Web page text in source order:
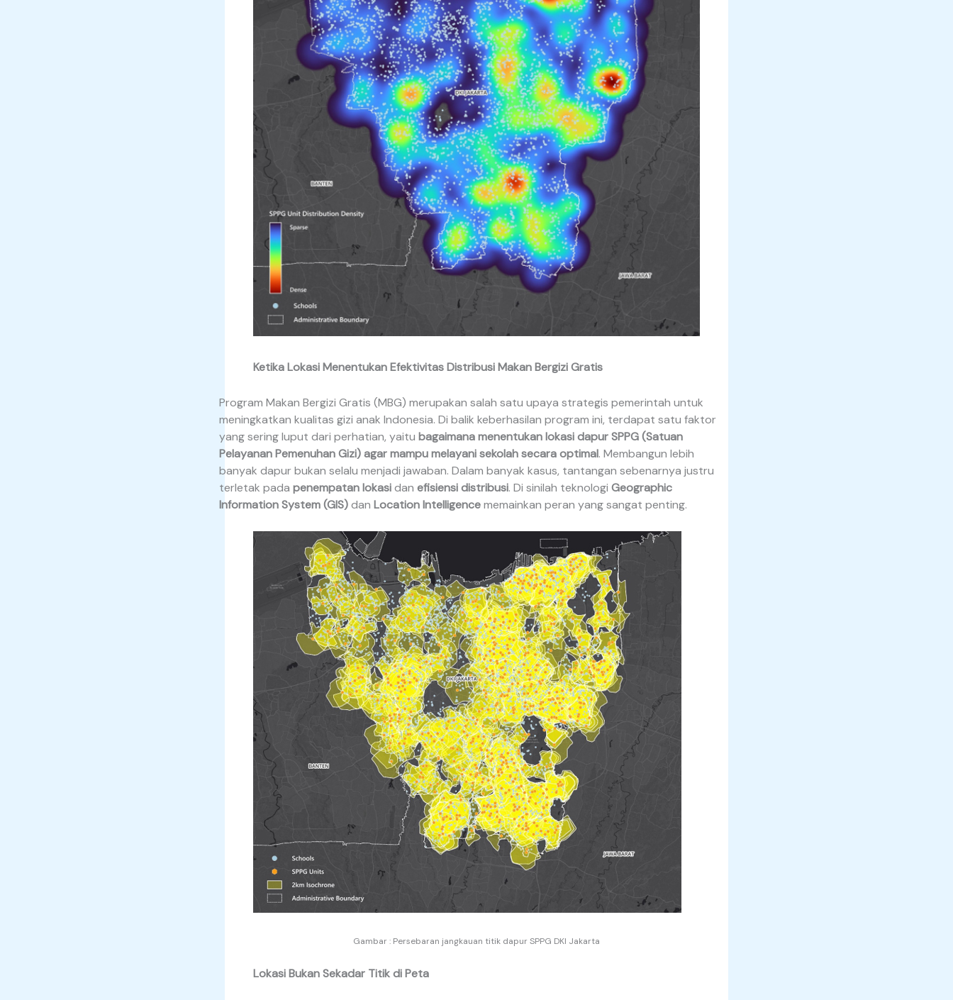
Ketika Lokasi Menentukan Efektivitas Distribusi Makan Bergizi Gratis
Program Makan Bergizi Gratis (MBG) merupakan salah satu upaya strategis pemerintah untuk
meningkatkan kualitas gizi anak Indonesia. Di balik keberhasilan program ini, terdapat satu faktor
yang sering luput dari perhatian, yaitu bagaimana menentukan lokasi dapur SPPG (Satuan
Pelayanan Pemenuhan Gizi) agar mampu melayani sekolah secara optimal. Membangun lebih
banyak dapur bukan selalu menjadi jawaban. Dalam banyak kasus, tantangan sebenarnya justru
terletak pada penempatan lokasidan efisiensi distribusi. Di sinilah teknologi Geographic
Information System (GIS)dan Location Intelligencememainkan peran yang sangat penting.
Gambar : Persebaran jangkauan titik dapur SPPG DKI Jakarta
Lokasi Bukan Sekadar Titik di Peta